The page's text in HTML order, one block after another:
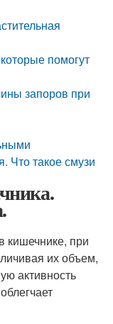
помогут
запоров при
Что такое смузи
кишечнике, при
их объем,
активность